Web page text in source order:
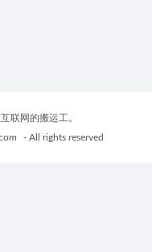
联网的搬运工。
- All rights reserved